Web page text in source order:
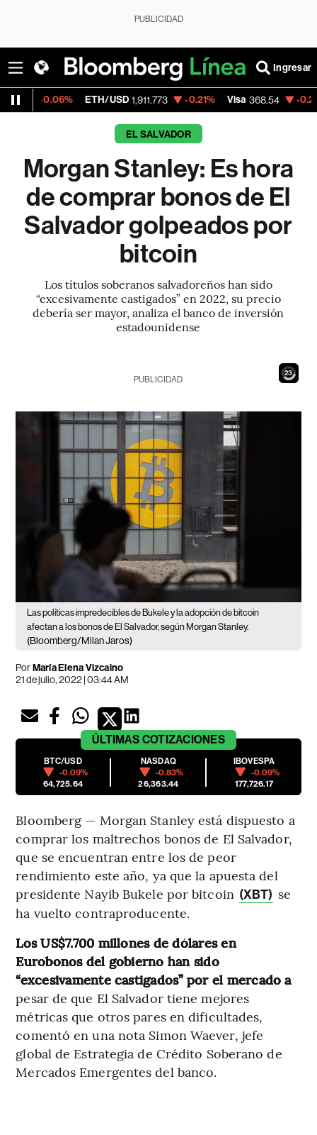
PUBLICIDAD
Ingresar
ETH/USD 1,911.773 -0.21% Visa 368.54 -0.28%
EL SALVADOR
Morgan Stanley: Es hora
de comprar bonos de El
Salvador golpeados por
bitcoin
Los títulos soberanos salvadoreños han sido
“excesivamente castigados” en 2022, su precio
debería ser mayor, analiza el banco de inversión
estadounidense
21
PUBLICIDAD
Las políticas impredecibles de Bukele y la adopción de bitcoin
afectan a los bonos de El Salvador, según Morgan Stanley.
(Bloomberg/Milan Jaros)
PorMaría Elena Vizcaino
21 de julio, 2022 | 03:44 AM
ÚLTIMAS COTIZACIONES
BTC/USD
-0.09%
64,725.64
NASDAQ
-0.83%
26,363.44
IBOVESPA
-0.09%
177,726.17
Bloomberg — Morgan Stanley está dispuesto a
comprar los maltrechos bonos de El Salvador,
que se encuentran entre los de peor
rendimiento este año, ya que la apuesta del
presidente Nayib Bukele por bitcoin (XBT) se
ha vuelto contraproducente.
Los US$7.700 millones de dólares en
Eurobonos del gobierno han sido
“excesivamente castigados” por el mercado a
pesar de que El Salvador tiene mejores
métricas que otros pares en dificultades,
comentó en una nota Simon Waever, jefe
global de Estrategia de Crédito Soberano de
Mercados Emergentes del banco.